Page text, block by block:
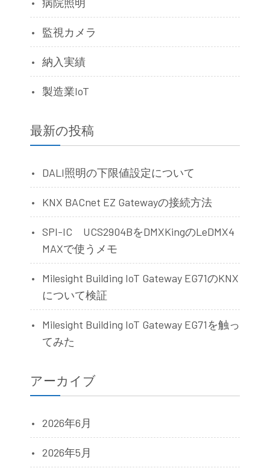
監視カメラ
納入実績
製造業IoT
最新の投稿
DALI照明の下限値設定について
KNX BACnet EZ Gatewayの接続方法
SPI-IC UCS2904BをDMXKingのLeDMX4
MAXで使うメモ
Milesight Building IoT Gateway EG71のKNX
について検証
Milesight Building IoT Gateway EG71を触っ
てみた
アーカイブ
2026年6月
2026年5月